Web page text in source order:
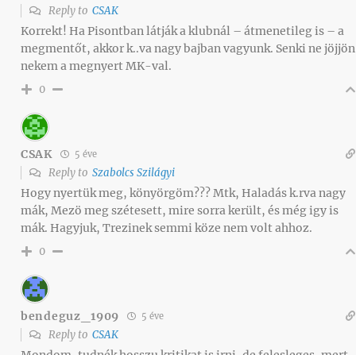
Reply to CSAK
Korrekt! Ha Pisontban látják a klubnál – átmenetileg is – a
megmentőt, akkor k..va nagy bajban vagyunk. Senki ne jöjjön
nekem a megnyert MK-val.
0
CSAK 5 éve
Reply to Szabolcs Szilágyi
Hogy nyertük meg, könyörgöm??? Mtk, Haladás k.rva nagy
mák, Mezö meg szétesett, mire sorra került, és még igy is
mák. Hagyjuk, Trezinek semmi köze nem volt ahhoz.
0
bendeguz_1909 5 éve
Reply to CSAK